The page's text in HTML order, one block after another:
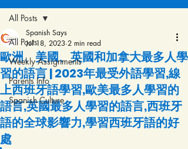
All Posts
Weekly Assignments
Parents Info
Spanish Culture
All Posts
歐洲、美國、英國和加拿大最多人學
習的語言 | 2023年最受外語學習,線
上西班牙語學習,歐美最多人學習的
語言,英國最多人學習的語言,西班牙
語的全球影響力,學習西班牙語的好
處
Spanish Says
Jul 18, 2023 2 min read